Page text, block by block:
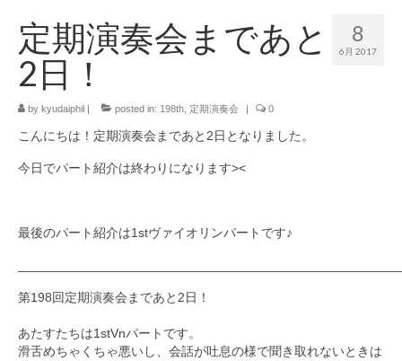
演奏会情報
卒業記念演奏会2027
九大フィルとは
九大フィル特集ページ
団員専用ページ
8
6月 2017
定期演奏会まであと
2日！
by kyudaiphil posted in: 198th 定期演奏会 0
こんにちは！定期演奏会まであと2日となりました。
今日でパート紹介は終わりになります><
最後のパート紹介は1stヴァイオリンパートです♪
第198回定期演奏会まであと2日！
あたすたちは1stVnパートです。
滑舌めちゃくちゃ悪いし、 会話が吐息の様で聞き取れないときは